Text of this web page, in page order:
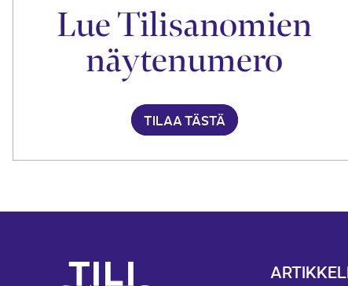
Lue Tilisanomien
näytenumero
TILAA TÄSTÄ